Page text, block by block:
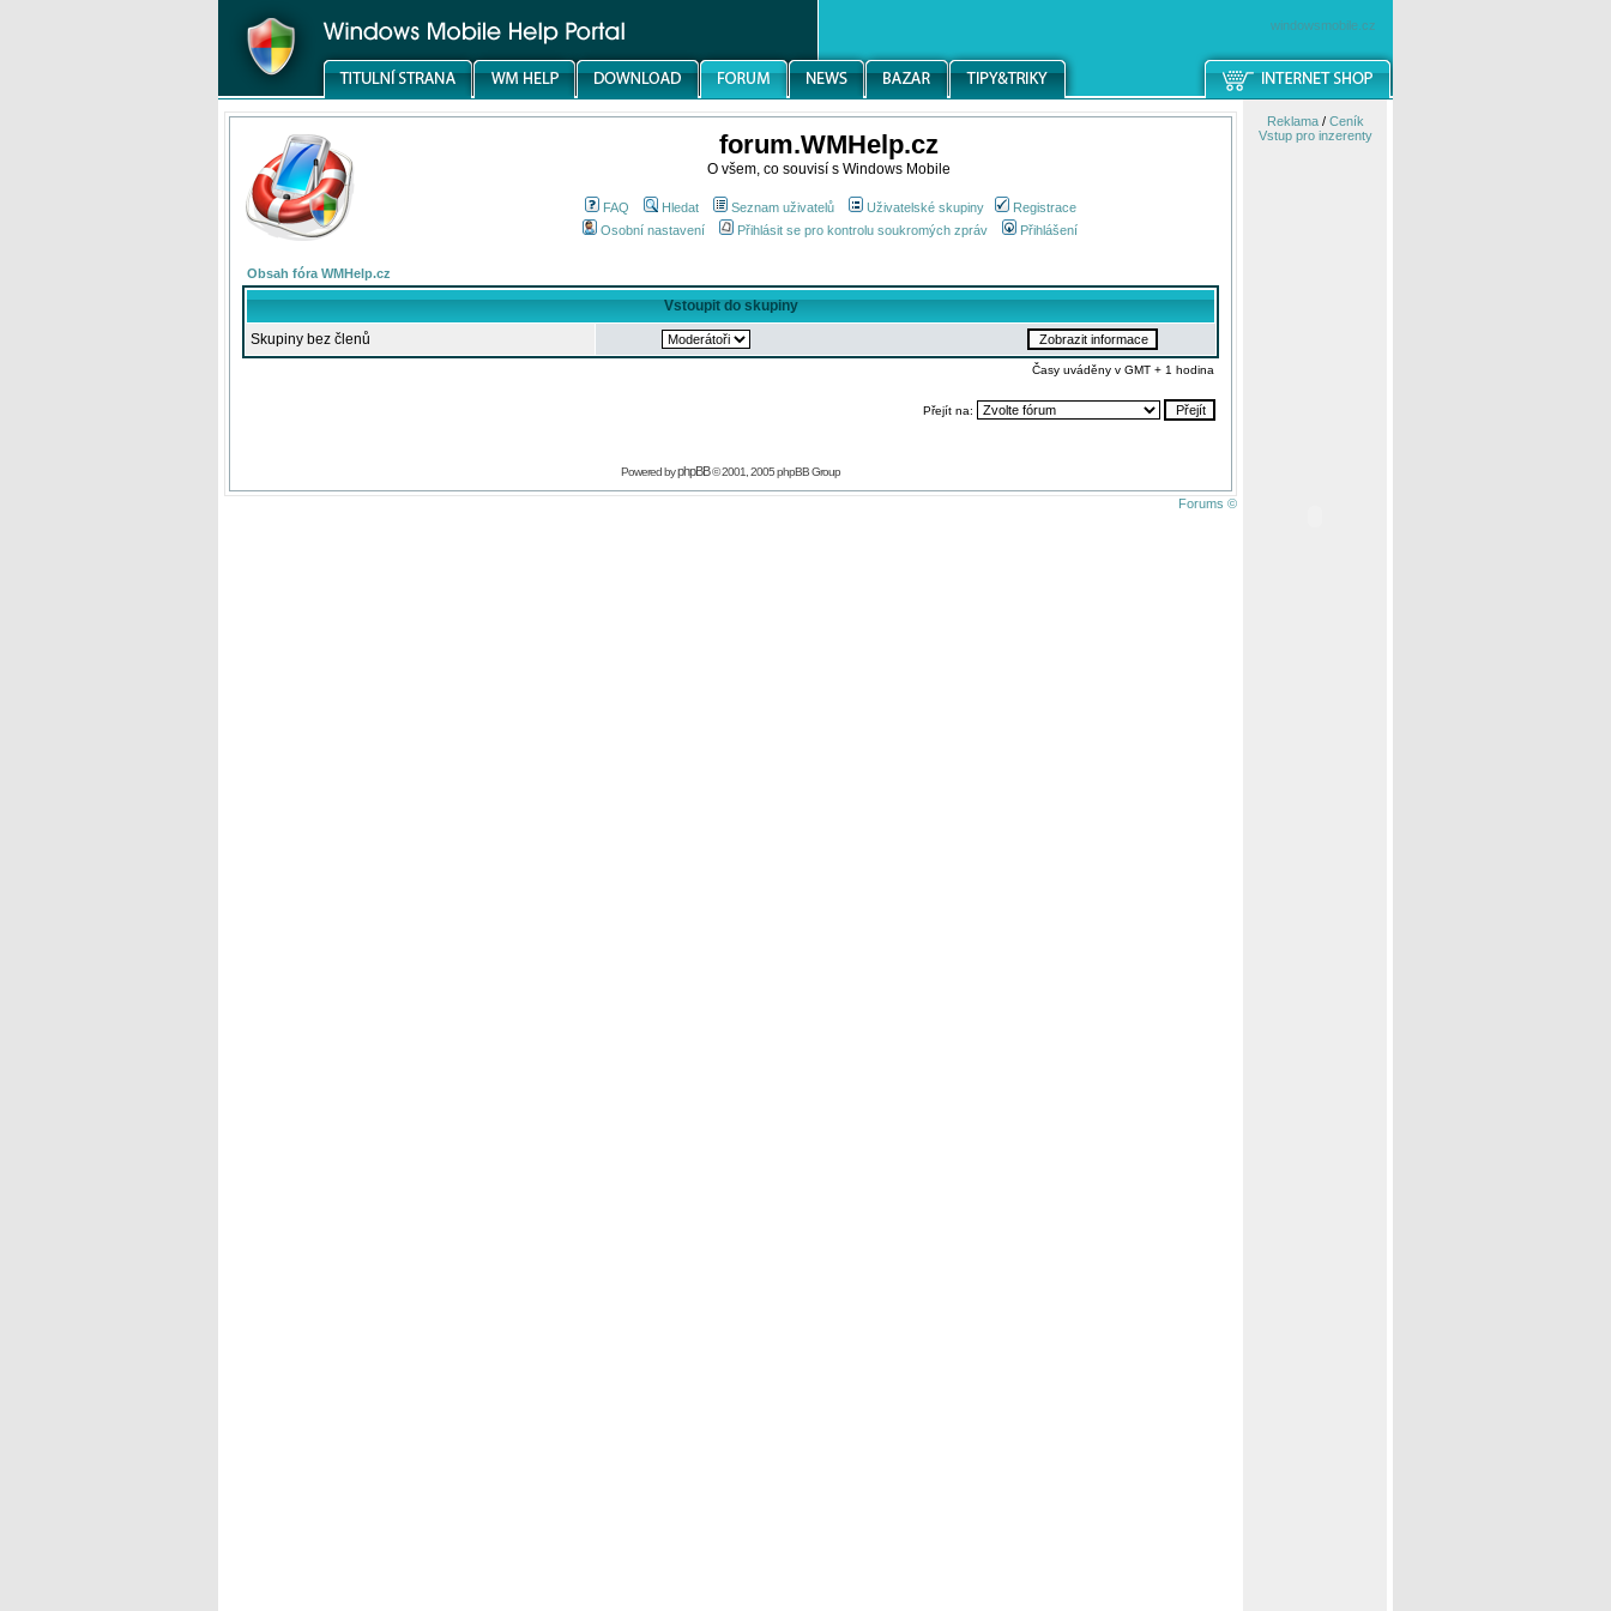
windowsmobile.cz
forum.WMHelp.cz
O všem, co souvisí s Windows Mobile
FAQ Hledat Seznam uživatelů Uživatelské skupiny
Registrace
Osobní nastavení
Přihlásit se pro kontrolu soukromých zpráv Přihlášení
Obsah fóra WMHelp.cz
Vstoupit do skupiny
Skupiny bez členů
Časy uváděny v GMT + 1 hodina
Přejít na:
Powered byphpBB© 2001, 2005 phpBB Group
Forums ©
Reklama/ Ceník
Vstup pro inzerenty